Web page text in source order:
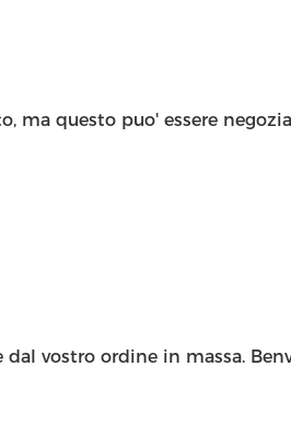
ma questo puo' essere
vostro ordine in massa.